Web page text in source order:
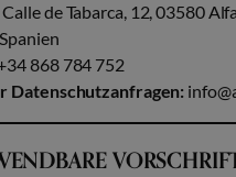
Calle de Tabarca, 12, 03580
868 784 752
Datenschutzanfragen: